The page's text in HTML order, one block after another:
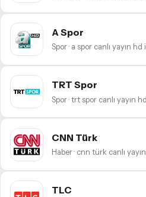
A Spor
Spor · a spor canlı yayın hd
TRT Spor
Spor · trt spor canlı yayın
CNN Türk
Haber · cnn türk canlı
TLC